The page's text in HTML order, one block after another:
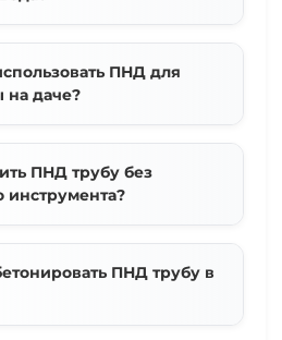
ПНД для
на даче?
ПНД трубу без
инструмента?
ПНД трубу в